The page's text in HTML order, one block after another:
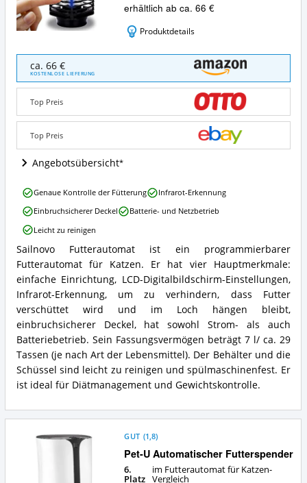
erhältlich ab ca. 66 €
Produktdetails
Sailnovo
Futterautomat
Angebote:
dieser
Futterautomat
für
Katzen
erhältlich?
ca. 66 €
KOSTENLOSE LIEFERUNG
Top Preis
Top Preis
Angebotsübersicht
Sailnovo
Futterautomat
Zusammenfassung:
Was
bietet
dieser
Futterautomat
für
Katzen?
Sailnovo Futterautomat ist ein programmierbarer
Futterautomat für Katzen. Er hat vier Hauptmerkmale:
einfache Einrichtung, LCD-Digitalbildschirm-Einstellungen,
Infrarot-Erkennung, um zu verhindern, dass Futter
verschüttet wird und im Loch hängen bleibt,
einbruchsicherer Deckel, hat sowohl Strom- als auch
Batteriebetrieb. Sein Fassungsvermögen beträgt 7 l/ ca. 29
Tassen (je nach Art der Lebensmittel). Der Behälter und die
Schüssel sind leicht zu reinigen und spülmaschinenfest. Er
ist ideal für Diätmanagement und Gewichtskontrolle.
Sailnovo
Futterautomat
Vorteile:
Was
spricht
für
diesen
Futterautomat
für
Katzen?
Genaue Kontrolle der Fütterung
Infrarot-Erkennung
Einbruchsicherer Deckel
Batterie- und Netzbetrieb
Leicht zu reinigen
Pet-U Automatischer Futterspender
GUT (1,8)
6.
Platz
im Futterautomat für Katzen-
Vergleich